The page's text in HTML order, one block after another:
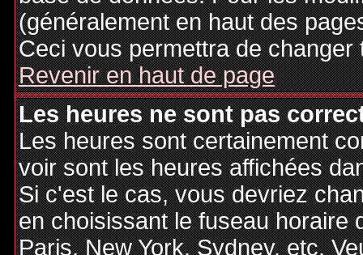
(généralement en haut des
Ceci vous permettra de
Revenir en haut de page
Les heures ne sont pas
Les heures sont certainement
voir sont les heures affichées
Si c'est le cas, vous devriez
en choisissant le fuseau horaire
Paris, New York, Sydney, etc.